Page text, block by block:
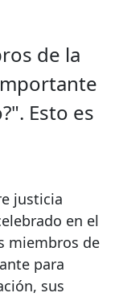
de la
Esto es
justicia
en el
miembros de
para
sus